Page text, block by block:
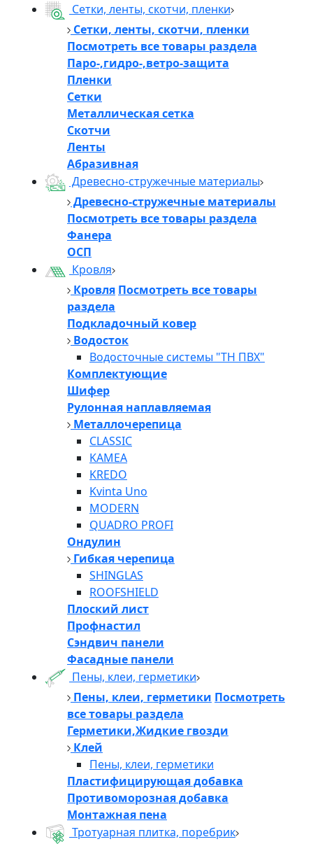
Сетки, ленты, скотчи, пленки
Сетки, ленты, скотчи, пленки
Посмотреть все товары раздела
Паро-,гидро-,ветро-защита
Пленки
Сетки
Металлическая сетка
Скотчи
Ленты
Абразивная
Древесно-стружечные материалы
Древесно-стружечные материалы
Посмотреть все товары раздела
Фанера
ОСП
Кровля
Кровля Посмотреть все товары
раздела
Подкладочный ковер
Водосток
Водосточные системы "ТН ПВХ"
Комплектующие
Шифер
Рулонная наплавляемая
Металлочерепица
CLASSIC
KAMEA
KREDO
Kvinta Uno
MODERN
QUADRO PROFI
Ондулин
Гибкая черепица
SHINGLAS
ROOFSHIELD
Плоский лист
Профнастил
Сэндвич панели
Фасадные панели
Пены, клеи, герметики
Пены, клеи, герметики Посмотреть
все товары раздела
Герметики,Жидкие гвозди
Клей
Пены, клеи, герметики
Пластифицирующая добавка
Противоморозная добавка
Монтажная пена
Тротуарная плитка, поребрик